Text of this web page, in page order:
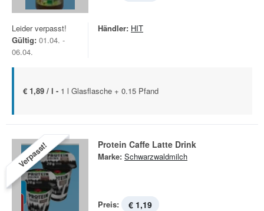
Leider verpasst!
Gültig: 01.04. -
06.04.
Händler: HIT
€ 1,89 / l - 1 l Glasflasche + 0.15 Pfand
Verpasst! Protein Caffe Latte Drink
Marke: Schwarzwaldmilch
Preis: € 1,19